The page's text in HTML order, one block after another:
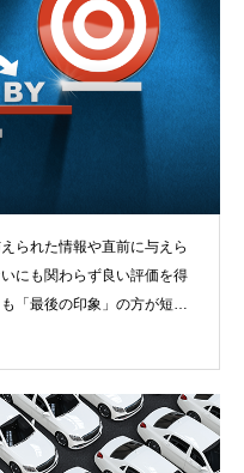
られた情報や直前に与えら
にも関わらず良い評価を得
「最後の印象」の方が短期